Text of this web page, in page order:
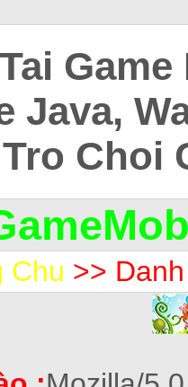
Java,
Choi
Chu >>